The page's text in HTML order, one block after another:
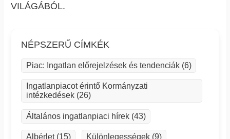
VILÁGÁBÓL.
NÉPSZERŰ CÍMKÉK
Piac: Ingatlan előrejelzések és tendenciák (6)
Ingatlanpiacot érintő Kormányzati
intézkedések (26)
Általános ingatlanpiaci hírek (43)
Albérlet (15) Különlegességek (9)